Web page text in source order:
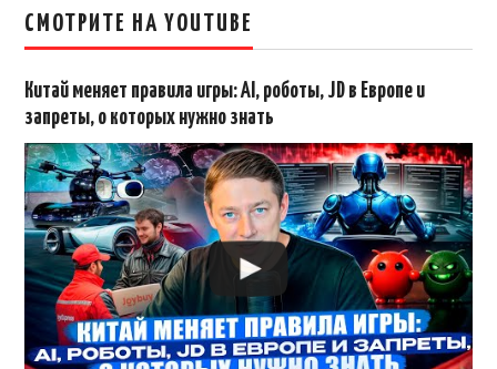
СМОТРИТЕ НА YOUTUBE
Китай меняет правила игры: AI, роботы, JD в Европе и
запреты, о которых нужно знать